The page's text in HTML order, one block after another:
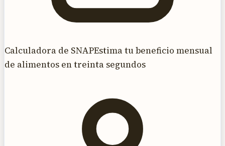
Calculadora de SNAPEstima tu beneficio mensual
de alimentos en treinta segundos